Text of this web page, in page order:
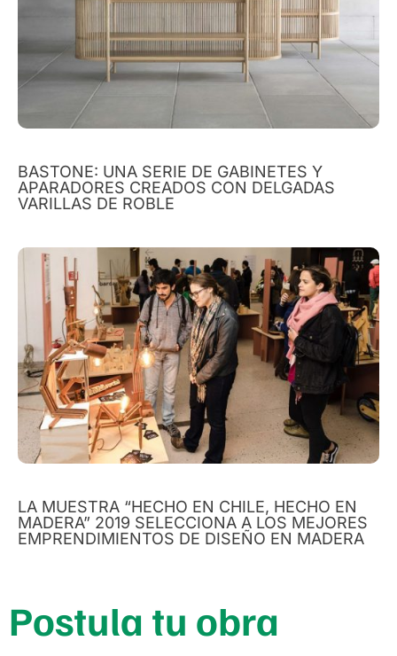
BASTONE: UNA SERIE DE GABINETES Y
APARADORES CREADOS CON DELGADAS
VARILLAS DE ROBLE
LA MUESTRA “HECHO EN CHILE, HECHO EN
MADERA” 2019 SELECCIONA A LOS MEJORES
EMPRENDIMIENTOS DE DISEÑO EN MADERA
Postula tu obra